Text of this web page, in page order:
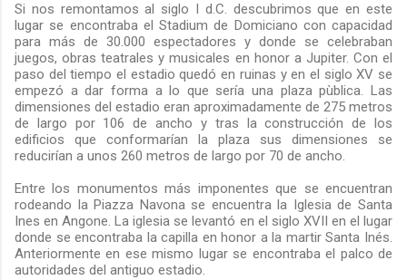
Si nos remontamos al siglo I d.C. descubrimos que en este
lugar se encontraba el Stadium de Domiciano con capacidad
para más de 30.000 espectadores y donde se celebraban
juegos, obras teatrales y musicales en honor a Jupiter. Con el
paso del tiempo el estadio quedó en ruinas y en el siglo XV se
empezó a dar forma a lo que sería una plaza pùblica. Las
dimensiones del estadio eran aproximadamente de 275 metros
de largo por 106 de ancho y tras la construcción de los
edificios que conformarían la plaza sus dimensiones se
reducirían a unos 260 metros de largo por 70 de ancho.
Entre los monumentos más imponentes que se encuentran
rodeando la Piazza Navona se encuentra la Iglesia de Santa
Ines en Angone. La iglesia se levantó en el siglo XVII en el lugar
donde se encontraba la capilla en honor a la martir Santa Inés.
Anteriormente en ese mismo lugar se encontraba el palco de
autoridades del antiguo estadio.